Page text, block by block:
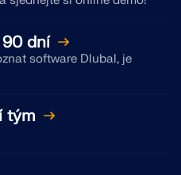
90 dní
software Dlubal, je
tým